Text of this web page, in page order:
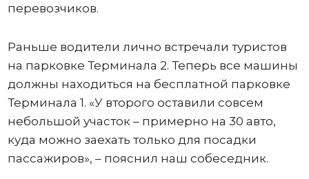
перевозчиков.
Раньше водители лично встречали туристов
на парковке Терминала 2. Теперь все машины
должны находиться на бесплатной парковке
Терминала 1. «У второго оставили совсем
небольшой участок – примерно на 30 авто,
куда можно заехать только для посадки
пассажиров», – пояснил наш собеседник.